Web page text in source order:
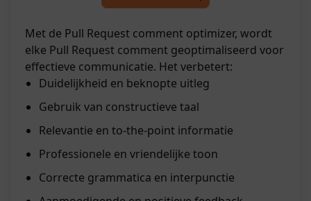
Met de Pull Request comment optimizer, wordt
elke Pull Request comment geoptimaliseerd voor
effectieve communicatie. Het verbetert:
Duidelijkheid en beknopte uitleg
Gebruik van constructieve taal
Relevantie en to-the-point informatie
Professionele en vriendelijke toon
Correcte grammatica en interpunctie